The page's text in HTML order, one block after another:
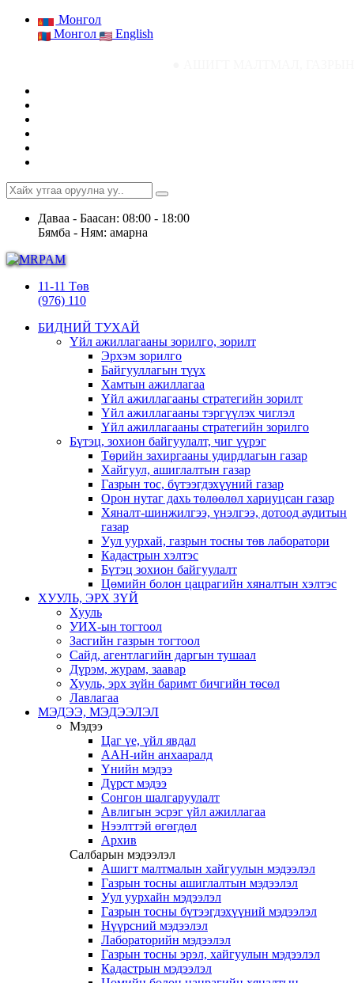
Монгол
Монгол
English
Даваа - Баасан: 08:00 - 18:00
Бямба - Ням: амарна
11-11 Төв
(976) 110
БИДНИЙ ТУХАЙ
Үйл ажиллагааны зорилго, зорилт
Эрхэм зорилго
Байгууллагын түүх
Хамтын ажиллагаа
Үйл ажиллагааны стратегийн зорилт
Үйл ажиллагааны тэргүүлэх чиглэл
Үйл ажиллагааны стратегийн зорилго
Бүтэц, зохион байгуулалт, чиг үүрэг
Төрийн захиргааны удирдлагын газар
Хайгуул, ашиглалтын газар
Газрын тос, бүтээгдэхүүний газар
Орон нутаг дахь төлөөлөл хариуцсан газар
Хяналт-шинжилгээ, үнэлгээ, дотоод аудитын
газар
Уул уурхай, газрын тосны төв лаборатори
Кадастрын хэлтэс
Бүтэц зохион байгуулалт
Цөмийн болон цацрагийн хяналтын хэлтэс
ХУУЛЬ, ЭРХ ЗҮЙ
Хууль
УИХ-ын тогтоол
Засгийн газрын тогтоол
Сайд, агентлагийн даргын тушаал
Дүрэм, журам, заавар
Хууль, эрх зүйн баримт бичгийн төсөл
Лавлагаа
МЭДЭЭ, МЭДЭЭЛЭЛ
Мэдээ
Цаг үе, үйл явдал
ААН-ийн анхааралд
Үнийн мэдээ
Дүрст мэдээ
Сонгон шалгаруулалт
Авлигын эсрэг үйл ажиллагаа
Нээлттэй өгөгдөл
Архив
Салбарын мэдээлэл
Ашигт малтмалын хайгуулын мэдээлэл
Газрын тосны ашиглалтын мэдээлэл
Уул уурхайн мэдээлэл
Газрын тосны бүтээгдэхүүний мэдээлэл
Нүүрсний мэдээлэл
Лабораторийн мэдээлэл
Газрын тосны эрэл, хайгуулын мэдээлэл
Кадастрын мэдээлэл